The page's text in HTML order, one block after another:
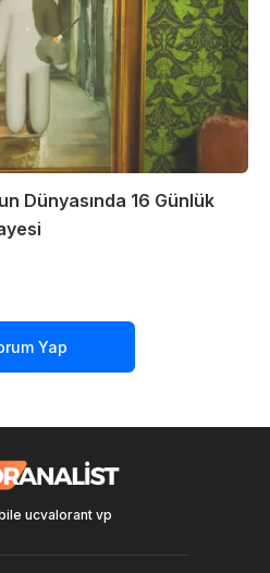
Dünyasında 16 Günlük
Yap
ucvalorant vp